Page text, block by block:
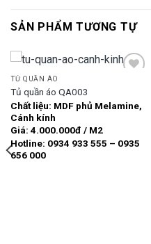
SẢN PHẨM TƯƠNG TỰ
Add to
TỦ QUẦN ÁO
Tủ quần áo QA003
Chất liệu: MDF phủ Melamine,
Cánh kính
Giá: 4.000.000đ / M2
Hotline: 0934 933 555 – 0935
656 000